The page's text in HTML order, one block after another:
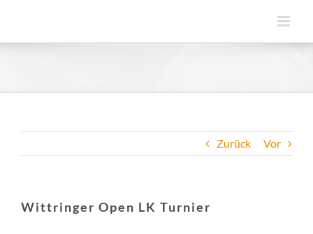
Zurück Vor
Wittringer Open LK Turnier